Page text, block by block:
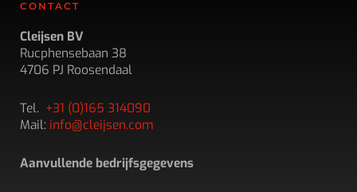
CONTACT
Cleijsen BV
Rucphensebaan 38
4706 PJ Roosendaal
Tel. +31 (0)165 314090
Mail: info@cleijsen.com
Aanvullende bedrijfsgegevens